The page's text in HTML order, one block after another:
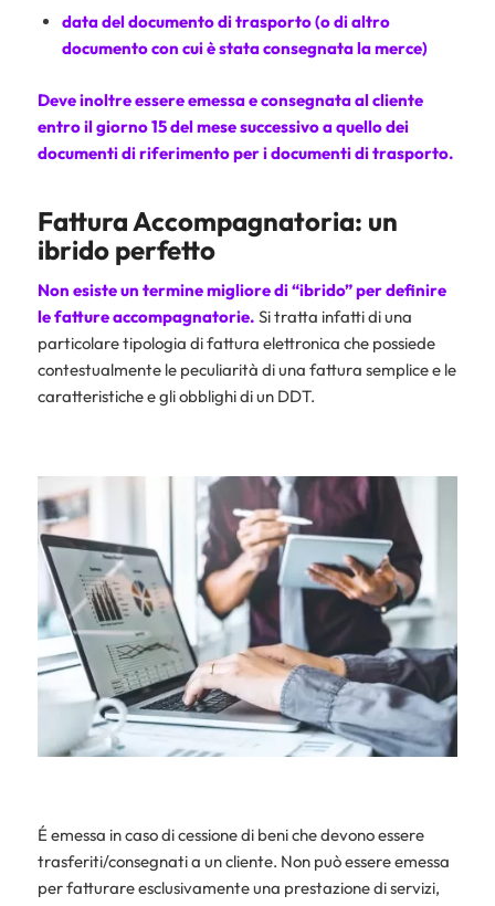
data del documento di trasporto (o di altro
documento con cui è stata consegnata la merce)
Deve inoltre essere emessa e consegnata al cliente
entro il giorno 15 del mese successivo a quello dei
documenti di riferimento per i documenti di trasporto.
Fattura Accompagnatoria: un
ibrido perfetto
Non esiste un termine migliore di “ibrido” per definire
le fatture accompagnatorie. Si tratta infatti di una
particolare tipologia di fattura elettronica che possiede
contestualmente le peculiarità di una fattura semplice e le
caratteristiche e gli obblighi di un DDT.
É emessa in caso di cessione di beni che devono essere
trasferiti/consegnati a un cliente. Non può essere emessa
per fatturare esclusivamente una prestazione di servizi,